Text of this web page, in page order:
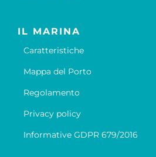
IL MARINA
Caratteristiche
Mappa del Porto
Regolamento
Privacy policy
Informative GDPR 679/2016